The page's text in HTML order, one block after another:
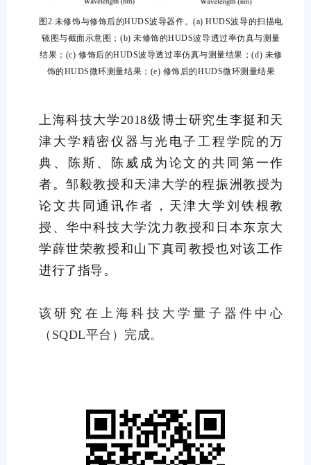
图2.未修饰与修饰后的HUDS波导器件。(a) HUDS波导的扫描电
镜图与截面示意图；(b) 未修饰的HUDS波导透过率仿真与测量
结果；(c) 修饰后的HUDS波导透过率仿真与测量结果；(d) 未修
饰的HUDS微环测量结果；(e) 修饰后的HUDS微环测量结果
上海科技大学2018级博士研究生李挺和天
津大学精密仪器与光电子工程学院的万
典、陈斯、陈威成为论文的共同第一作
者。邹毅教授和天津大学的程振洲教授为
论文共同通讯作者，天津大学刘铁根教
授、华中科技大学沈力教授和日本东京大
学薛世荣教授和山下真司教授也对该工作
进行了指导。
该研究在上海科技大学量子器件中心
（SQDL平台）完成。